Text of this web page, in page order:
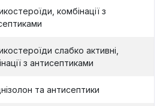
комбінації з
слабко активні,
з антисептиками
та антисептики